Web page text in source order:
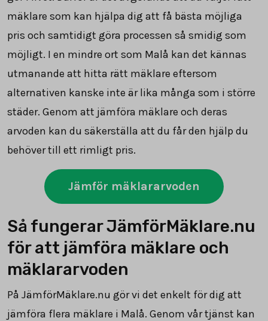
mäklare som kan hjälpa dig att få bästa möjliga
pris och samtidigt göra processen så smidig som
möjligt. I en mindre ort som Malå kan det kännas
utmanande att hitta rätt mäklare eftersom
alternativen kanske inte är lika många som i större
städer. Genom att jämföra mäklare och deras
arvoden kan du säkerställa att du får den hjälp du
behöver till ett rimligt pris.
Jämför mäklararvoden
Så fungerar JämförMäklare.nu
för att jämföra mäklare och
mäklararvoden
På JämförMäklare.nu gör vi det enkelt för dig att
jämföra flera mäklare i Malå. Genom vår tjänst kan